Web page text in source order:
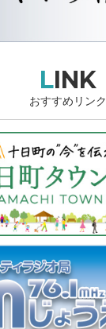
LINK
おすすめリンク